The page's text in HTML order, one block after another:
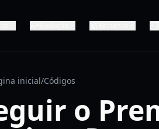
inicial/Códigos
o